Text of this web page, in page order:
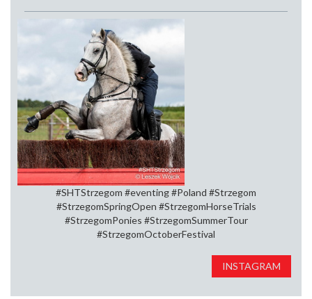
#SHTStrzegom #eventing #Poland #Strzegom
#StrzegomSpringOpen⁠ #StrzegomHorseTrials⁠
#StrzegomPonies #StrzegomSummerTour⁠
#StrzegomOctoberFestival
INSTAGRAM